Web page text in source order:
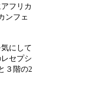
フリカ
ンフェ
にして
セプシ
３階の2